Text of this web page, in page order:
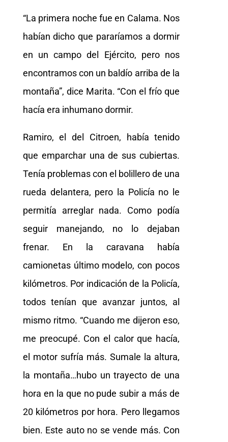
“La primera noche fue en Calama. Nos
habían dicho que pararíamos a dormir
en un campo del Ejército, pero nos
encontramos con un baldío arriba de la
montaña”, dice Marita. “Con el frío que
hacía era inhumano dormir.
Ramiro, el del Citroen, había tenido
que emparchar una de sus cubiertas.
Tenía problemas con el bolillero de una
rueda delantera, pero la Policía no le
permitía arreglar nada. Como podía
seguir manejando, no lo dejaban
frenar. En la caravana había
camionetas último modelo, con pocos
kilómetros. Por indicación de la Policía,
todos tenían que avanzar juntos, al
mismo ritmo. “Cuando me dijeron eso,
me preocupé. Con el calor que hacía,
el motor sufría más. Sumale la altura,
la montaña…hubo un trayecto de una
hora en la que no pude subir a más de
20 kilómetros por hora. Pero llegamos
bien. Este auto no se vende más. Con